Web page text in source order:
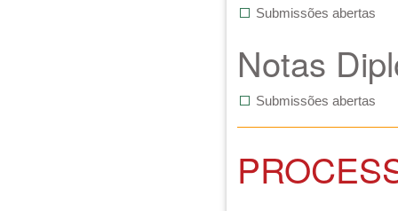
Submissões abertas
Notas
Submissões abertas